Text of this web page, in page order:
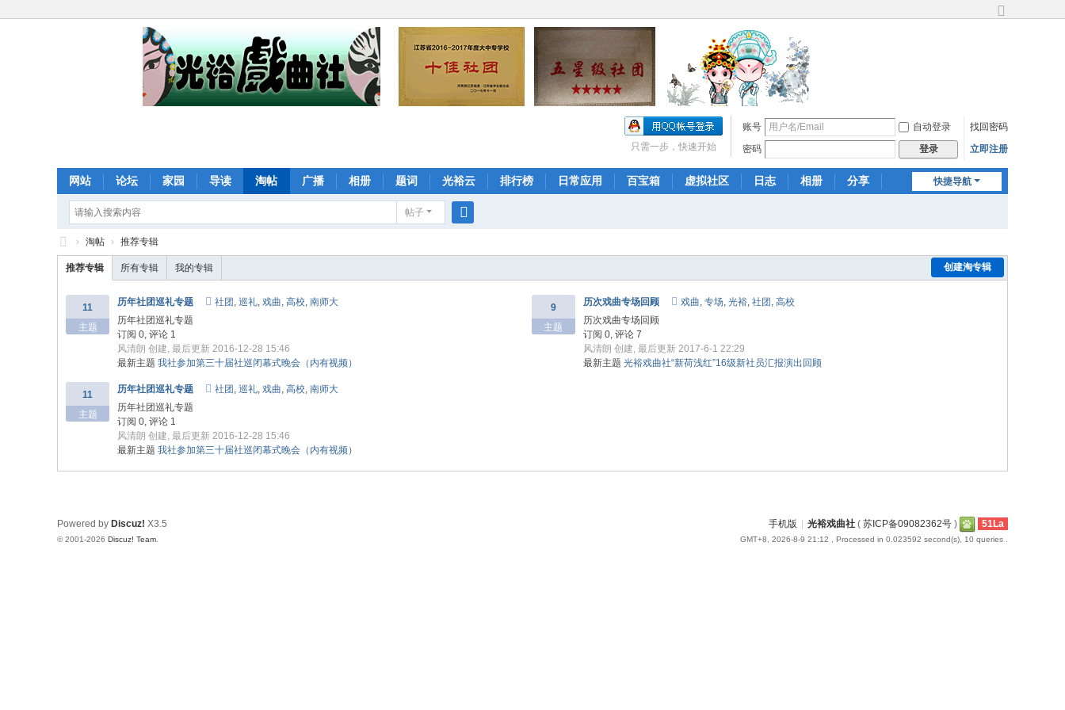
账号 自动登录
找回密码
密码
登录 立即注册
只需一步，快速开始
快捷导航
网站 论坛 家园 导读 淘帖 广播 相册 题词 光裕云 排行榜 日常应用 百宝箱 虚拟社区 日志 相册
分享
帖子
索
光
曲
› 淘帖 › 推荐专辑
创建淘专辑
推荐专辑 所有专辑 我的专辑
11
主题
历年社团巡礼专题 社团 , 巡礼, 戏曲, 高校, 南师大
历年社团巡礼专题
订阅 0, 评论 1
风清朗 创建, 最后更新 2016-12-28 15:46
最新主题 我社参加第三十届社巡闭幕式晚会（内有视频）
9
主题
历次戏曲专场回顾 戏曲, 专场, 光裕, 社团 , 高校
历次戏曲专场回顾
订阅 0, 评论 7
风清朗 创建, 最后更新 2017-6-1 22:29
最新主题 光裕戏曲社“新荷浅红”16级新社员汇报演出回顾
11
主题
历年社团巡礼专题 社团 , 巡礼, 戏曲, 高校, 南师大
历年社团巡礼专题
订阅 0, 评论 1
风清朗 创建, 最后更新 2016-12-28 15:46
最新主题 我社参加第三十届社巡闭幕式晚会（内有视频）
手机版 光裕戏曲社 ( 苏ICP备09082362号 ) 51La
GMT+8, 2026-8-9 21:12 , Processed in 0.023592 second(s), 10 queries .
Powered by Discuz! X3.5
© 2001-2026 Discuz! Team